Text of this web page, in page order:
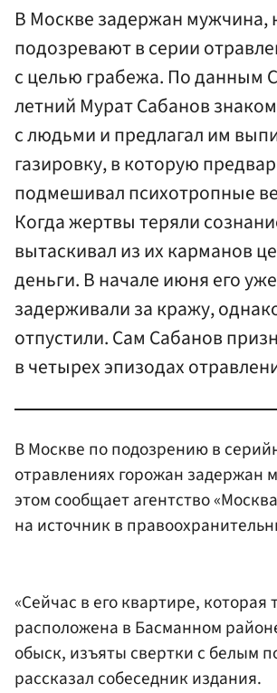
В Москве задержан мужчина,
подозревают в серии
с целью грабежа. По данным
летний Мурат Сабанов
с людьми и предлагал им
газировку, в которую
подмешивал психотропные
Когда жертвы теряли
вытаскивал из их карманов
деньги. В начале июня его уже
задерживали за кражу,
отпустили. Сам Сабанов
в четырех эпизодах
В Москве по подозрению в
отравлениях горожан задержан
этом сообщает агентство
на источник в
«Сейчас в его квартире, которая
расположена в Басманном
обыск, изъяты свертки с белым
рассказал собеседник издания.